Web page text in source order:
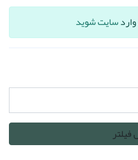
واردسایت شوید